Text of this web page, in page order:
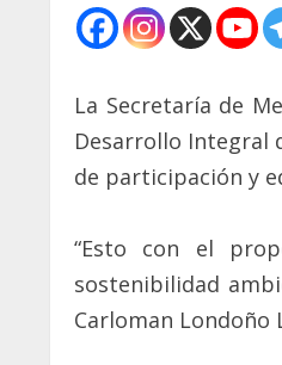
La Secretaría de
Desarrollo Integral
de participación y
“Esto con el
sostenibilidad
Carloman Londoño